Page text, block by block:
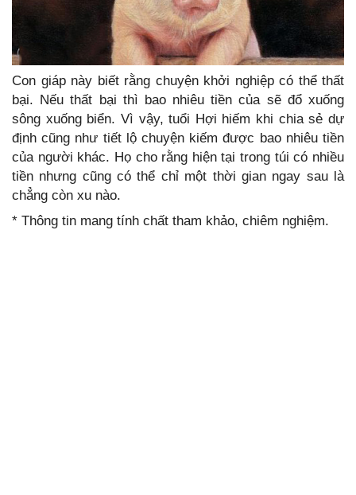
Con giáp này biết rằng chuyện khởi nghiệp có thể thất
bại. Nếu thất bại thì bao nhiêu tiền của sẽ đổ xuống
sông xuống biển. Vì vậy, tuổi Hợi hiếm khi chia sẻ dự
định cũng như tiết lộ chuyện kiếm được bao nhiêu tiền
của người khác. Họ cho rằng hiện tại trong túi có nhiều
tiền nhưng cũng có thể chỉ một thời gian ngay sau là
chẳng còn xu nào.
* Thông tin mang tính chất tham khảo, chiêm nghiệm.